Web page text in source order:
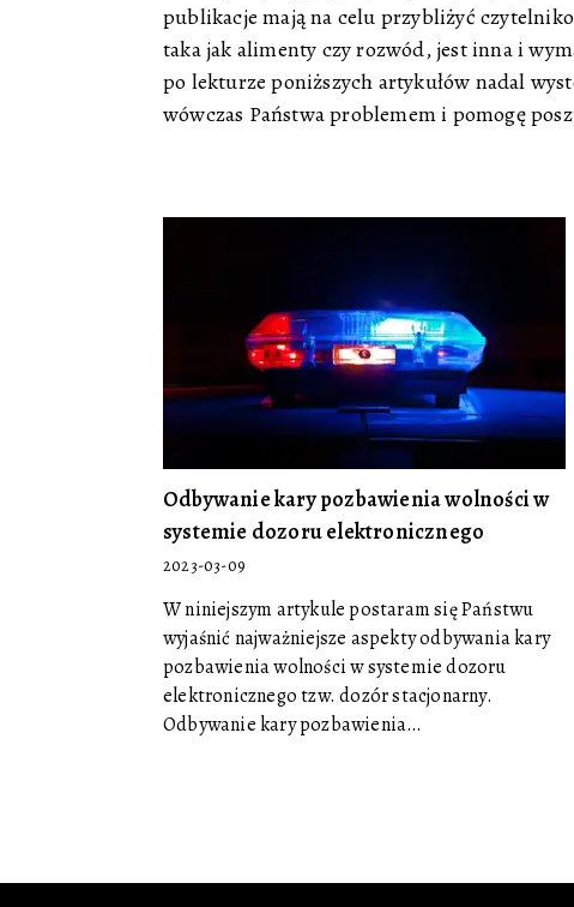
publikacje mają na celu przybliżyć
taka jak alimenty czy rozwód, jest inna i
po lekturze poniższych artykułów nadal
wówczas Państwa problemem i pomogę
Odbywanie kary pozbawienia wolności w
systemie dozoru elektronicznego
2023-03-09
W niniejszym artykule postaram się Państwu
wyjaśnić najważniejsze aspekty odbywania kary
pozbawienia wolności w systemie dozoru
elektronicznego tzw. dozór stacjonarny.
Odbywanie kary pozbawienia…